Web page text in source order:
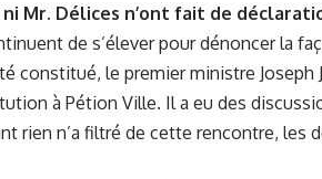
Mr. Délices n’ont fait de
de s’élever pour dénoncer la
constitué, le premier ministre Joseph
à Pétion Ville. Il a eu des
rien n’a filtré de cette rencontre, les